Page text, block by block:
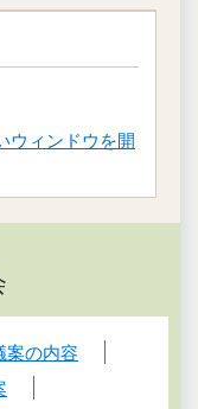
ウィンドウを開
案の内容